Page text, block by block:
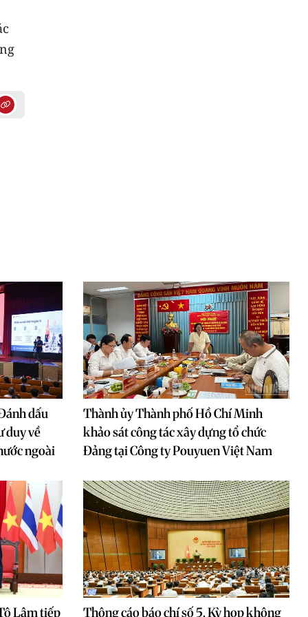
dấu
duy về
ngoài
Thành ủy Thành phố Hồ Chí Minh
khảo sát công tác xây dựng tổ chức
Đảng tại Công ty Pouyuen Việt Nam
Lâm tiếp Thông cáo báo chí số 5, Kỳ họp không